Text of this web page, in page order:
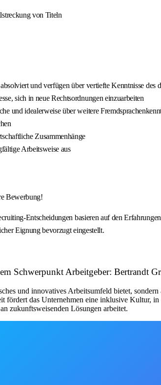
von Titeln
und verfügen über vertiefte Kenntnisse des
sich in neue Rechtsordnungen einzuarbeiten
und idealerweise über weitere
Zusammenhänge
Arbeitsweise aus
Bewerbung!
Entscheidungen basieren auf den
Eignung bevorzugt eingestellt.
Schwerpunkt Arbeitgeber: Bertrandt
und innovatives Arbeitsumfeld bietet,
das Unternehmen eine inklusive Kultur,
zukunftsweisenden Lösungen arbeitet.